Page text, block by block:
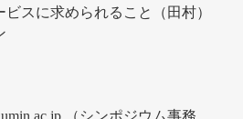
スに求められること（田村）
（シンポジウム事務